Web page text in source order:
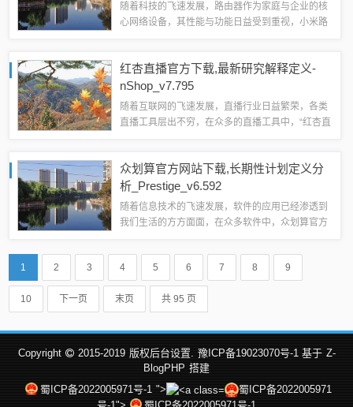
随着科技的飞速发展，路由器作为家庭与企业的核
心网络设备，其性能与功能日益受到重视，小米路
专业定制需求的用户打造。开篇定调...
红杏直播官方下载,最新研究解释定义-
nShop_v7.795
随着互联网的飞速发展，直播行业日益繁荣，各类
直播工具层出不穷，在众多的直播工具中，“红杏直
nShop_v7.795更是凝聚了最新研究成果...
众划算官方网站下载,长期性计划定义分
析_Prestige_v6.592
随着信息技术的飞速发展，软件的应用已经渗透到
我们生活的方方面面，在众多软件中，众划算官方
吸引了广大用户的目光，本文将从多个角度对这款
软件进行详细介绍，帮助大...
1 2 3 4 5 6 7 8 9
10 下一页 末页 共 95 页
Copyright 2015-2019 版权后台设置. 豫ICP备19023070号-1 基于 Z-
BlogPHP 搭建
蜀ICP备2022005971号-1 ">
蜀ICP备2022005971